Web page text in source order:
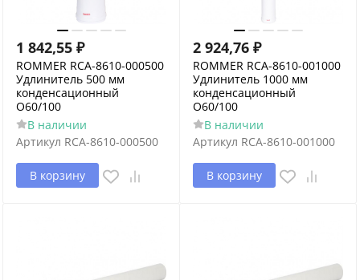
1 842,55 ₽
ROMMER RCA-8610-000500
Удлинитель 500 мм
конденсационный
O60/100
В наличии
Артикул RCA-8610-000500
В корзину
2 924,76 ₽
ROMMER RCA-8610-001000
Удлинитель 1000 мм
конденсационный
O60/100
В наличии
Артикул RCA-8610-001000
В корзину